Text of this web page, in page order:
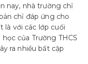
nay, nhà trường chỉ
chỉ đáp ứng cho
là với các lớp cuối
của Trường THCS
ra nhiều bất cập